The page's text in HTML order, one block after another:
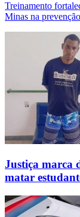
Treinamento
Minas na
Justiça marca
matar